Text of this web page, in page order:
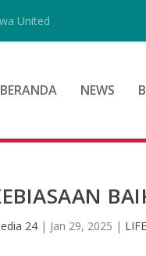
United
BERANDA NEWS
24| Jan 29, 2025 |